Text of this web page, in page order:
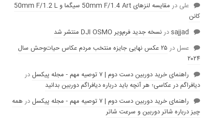
علی در
مقایسه لنز‌های 50mm F/1.4 Art سیگما و 50mm F/1.2 L
کانن
sajjadدرنسخه جدید فرم‌ویر DJI OSMO منتشر شد
عسل در
۲۵ عکس نهایی جایزه منتخب مردم عکاس حیات‌وحش سال
۲۰۲۴
راهنمای خرید دوربین دست دوم | ۷ توصیه مهم - مجله پیکسل
در
دیافراگم در عکاسی؛ هر آنچه باید درباره دیافراگم دوربین بدانید
راهنمای خرید دوربین دست دوم | ۷ توصیه مهم - مجله پیکسل
در همه
چیز درباره شاتر دوربین و سرعت شاتر